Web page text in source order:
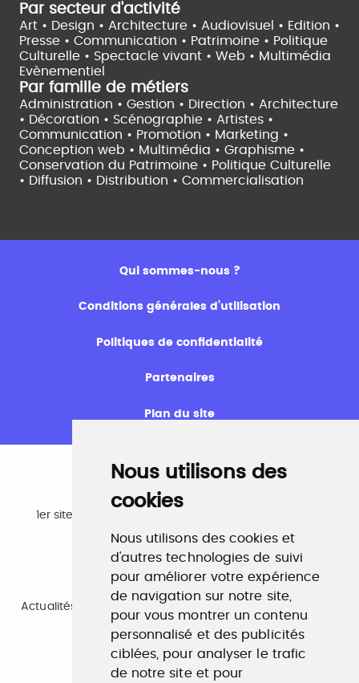
Nous utilisons des
cookies
Nous utilisons des cookies et
d'autres technologies de suivi
pour améliorer votre expérience
de navigation sur notre site,
pour vous montrer un contenu
personnalisé et des publicités
ciblées, pour analyser le trafic
de notre site et pour
Par secteur d'activité
Art • Design • Architecture • Audiovisuel • Edition •
Presse • Communication • Patrimoine • Politique
Culturelle • Spectacle vivant • Web • Multimédia
Evènementiel
Par famille de métiers
Administration • Gestion • Direction • Architecture
• Décoration • Scénographie • Artistes •
Communication • Promotion • Marketing •
Conception web • Multimédia • Graphisme •
Conservation du Patrimoine • Politique Culturelle
• Diffusion • Distribution • Commercialisation
Qui sommes-nous ?
Conditions générales d’utilisation
Politiques de confidentialité
Partenaires
Plan du site
Emploi
1er site emploi du secteur culturel 784.000 visites et
www.profilculture.com
Formation
Actualités, guide et annuaire des formations aux métiers
de la culture.
www.profilculture-formation.com